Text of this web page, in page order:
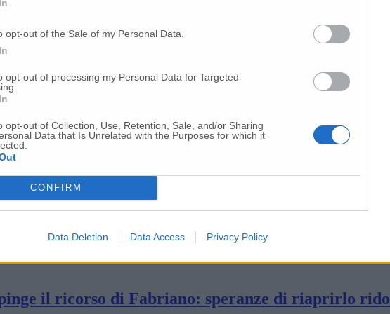
opt-out of the Sale of my Personal Data.
opt-out of processing my Personal Data for Targeted
opt-out of Collection, Use, Retention, Sale, and/or Sharing
Data that Is Unrelated with the Purposes for which it
CONFIRM
Data Deletion Data Access Privacy Policy
«I pediatri dell’ospedale di Jesi sostituiranno il
carabinieri anche il senatore Sergio Romagnoli
Santarelli sporge querela
sanitario regionale
in eliambulanza a Torrette
il ricorso di Fabriano: speranze di riaprirlo